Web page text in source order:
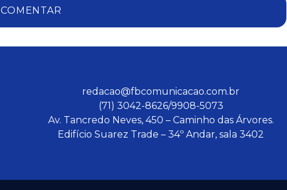
COMENTAR
redacao@fbcomunicacao.com.br
(71) 3042-8626/9908-5073
Av. Tancredo Neves, 450 – Caminho das Árvores.
Edifício Suarez Trade – 34º Andar, sala 3402